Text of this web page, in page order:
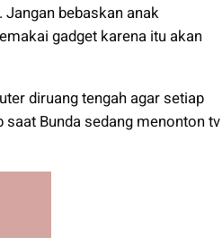
bebaskan anak
gadget karena itu akan
diruang tengah agar setiap
Bunda sedang menonton tv